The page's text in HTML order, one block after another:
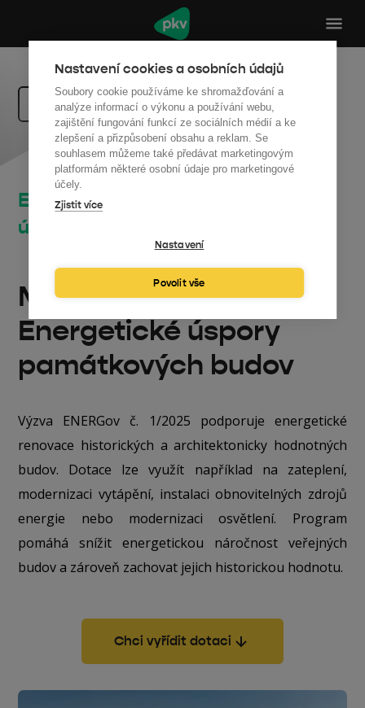
Nastavení cookies a osobních údajů
Soubory cookie používáme ke shromažďování a
analýze informací o výkonu a používání webu,
zajištění fungování funkcí ze sociálních médií a ke
zlepšení a přizpůsobení obsahu a reklam. Se
souhlasem můžeme také předávat marketingovým
platformám některé osobní údaje pro marketingové
účely.
Zjistit více
Nastavení
Povolit vše
Zpět na dotace
ENERGov 1/2025 – Energetické
úspory památkových budov
Příjem žádostí otevřen
Modernizační fond -
Energetické úspory
památkových budov
Výzva ENERGov č. 1/2025 podporuje energetické
renovace historických a architektonicky hodnotných
budov. Dotace lze využít například na zateplení,
modernizaci vytápění, instalaci obnovitelných zdrojů
energie nebo modernizaci osvětlení. Program
pomáhá snížit energetickou náročnost veřejných
budov a zároveň zachovat jejich historickou hodnotu.
Chci vyřídit dotaci